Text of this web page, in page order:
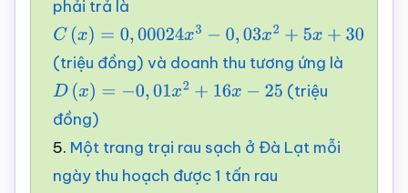
phải trả là
C( x)= 0, 00024x3−0 ,03x 2+5x +30
(triệu đồng) và doanh thu tương ứng là
D( x)= −0 ,01x2+16x −25
(triệu
đồng)
5. Một trang trại rau sạch ở Đà Lạt mỗi
ngày thu hoạch được 1 tấn rau